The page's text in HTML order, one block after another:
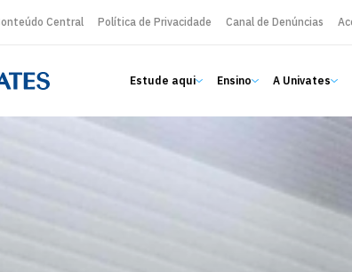
Central Política de Privacidade Canal de Denúncias
Estude aqui Ensino A Univates